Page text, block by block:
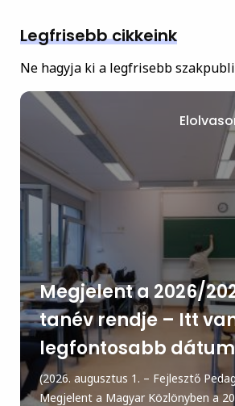
Legfrisebb cikkeink
Ne hagyja ki a legfrisebb
Megjelent a 2026/
tanév rendje – Itt
legfontosabb
(2026. augusztus 1. – Fejlesztő
Megjelent a Magyar Közlönyben a